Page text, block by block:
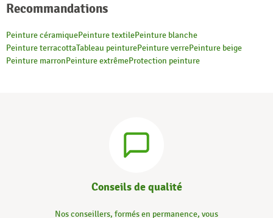
Recommandations
Peinture céramiquePeinture textilePeinture blanche
Peinture terracottaTableau peinturePeinture verrePeinture beige
Peinture marronPeinture extrêmeProtection peinture
Conseils de qualité
Nos conseillers, formés en permanence, vous